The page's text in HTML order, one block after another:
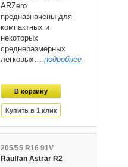
ARZero
предназначены для
компактных и
некоторых
среднеразмерных
легковых… подробнее
205/55 R16 91V
Rauffan Astrar R2